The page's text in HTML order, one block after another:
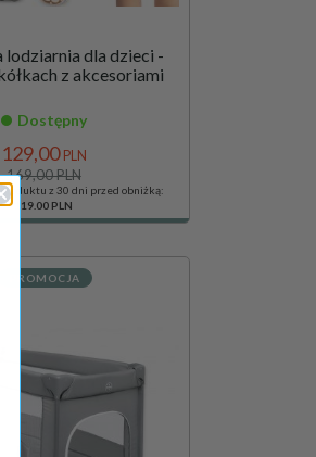
lodziarnia dla dzieci -
z akcesoriami
Dostępny
129,00 PLN
169,00 PLN
produktu z 30 dni przed obniżką:
119.00 PLN
PROMOCJA